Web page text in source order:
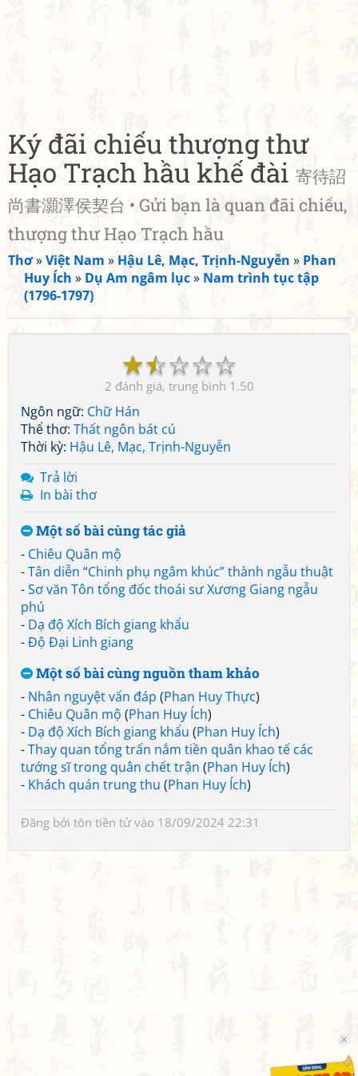
Ký đãi chiếu thượng thư
Hạo Trạch hầu khế đài 寄待詔
尚書灝澤侯契台 • Gửi bạn là quan đãi chiếu,
thượng thư Hạo Trạch hầu
Thơ»Việt Nam » Hậu Lê, Mạc, Trịnh-Nguyễn » Phan
Huy Ích » Dụ Am ngâm lục» Nam trình tục tập
(1796-1797)
☆
☆
☆
☆
☆
2 1.50
Ngôn ngữ: Chữ Hán
Thể thơ: Thất ngôn bát cú
Thời kỳ: Hậu Lê, Mạc, Trịnh-Nguyễn
Trả lời
In bài thơ
Một số bài cùng tác giả
- Chiêu Quân mộ
-Tân diễn “Chinh phụ ngâm khúc” thành ngẫu thuật
-Sơ văn Tôn tổng đốc thoái sư Xương Giang ngẫu
phú
- Dạ độ Xích Bích giang khẩu
-Độ Đại Linh giang
Một số bài cùng nguồn tham khảo
- Nhân nguyệt vấn đáp (Phan Huy Thực)
- Chiêu Quân mộ (Phan Huy Ích)
- Dạ độ Xích Bích giang khẩu (Phan Huy Ích)
-Thay quan tổng trấn nắm tiền quân khao tế các
tướng sĩ trong quân chết trận (Phan Huy Ích)
- Khách quán trung thu (Phan Huy Ích)
Đăng bởi tôn tiền tửvào 18/09/2024 22:31